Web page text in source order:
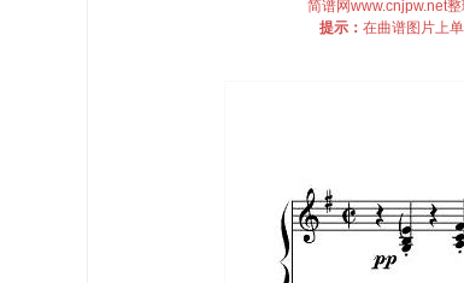
简谱网www.cnjpw.net
提示： 在曲谱图片上